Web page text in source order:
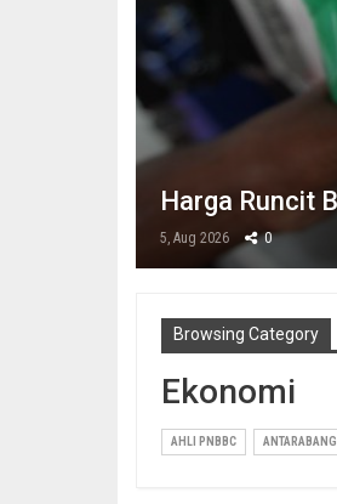
Harga Runcit
5, Aug 2026 0
Browsing Category
Ekonomi
AHLI PNBBC